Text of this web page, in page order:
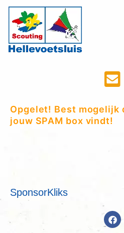
Opgelet! Best mogelijk
jouw SPAM box vindt!
SponsorKliks